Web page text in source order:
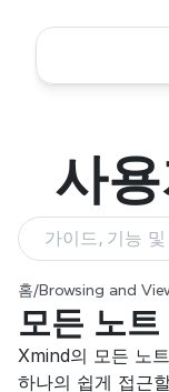
홈/Browsing and
모든 노트
Xmind의 모든 노
하나의 쉽게 접근
사
가이드, 기능